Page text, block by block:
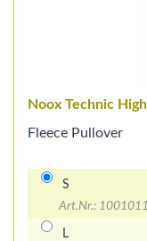
Noox Technic
Fleece Pullover
S
Art.Nr.:
L